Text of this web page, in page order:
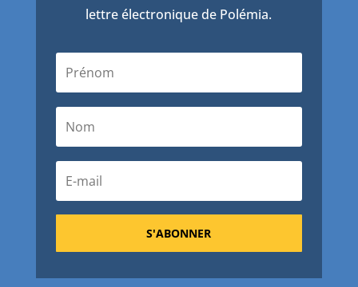
lettre électronique de Polémia.
S'ABONNER